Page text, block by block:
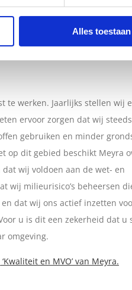
Alles toestaan
ontwikkeling te kunnen
samenwerking met
te werken. Jaarlijks stellen wij
ervoor zorgen dat wij steeds
gebruiken en minder
op dit gebied beschikt Meyra
wij voldoen aan de wet- en
wij milieurisico’s beheersen
dat wij ons actief inzetten
u is dit een zekerheid dat u
omgeving.
en MVO’ van Meyra.